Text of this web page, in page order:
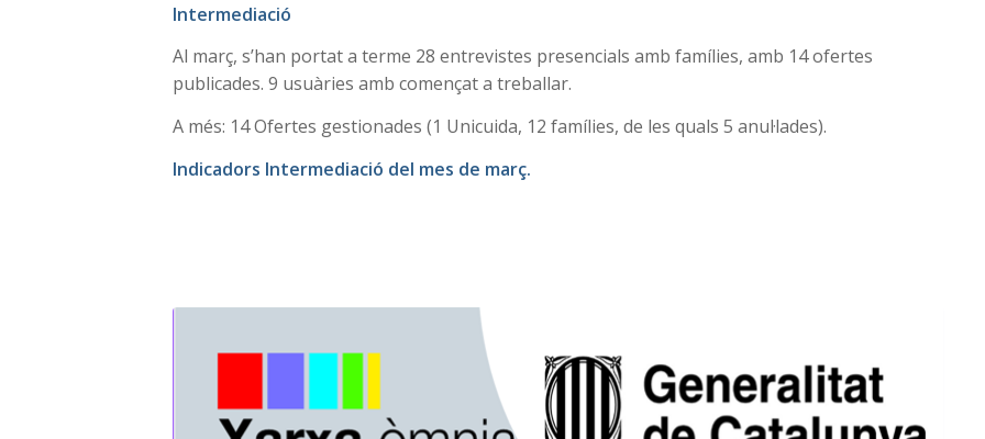
Intermediació
Al març, s’han portat a terme 28 entrevistes presencials amb famílies, amb 14 ofertes
publicades. 9 usuàries amb començat a treballar.
A més: 14 Ofertes gestionades (1 Unicuida, 12 famílies, de les quals 5 anul·lades).
Indicadors Intermediació del mes de març.